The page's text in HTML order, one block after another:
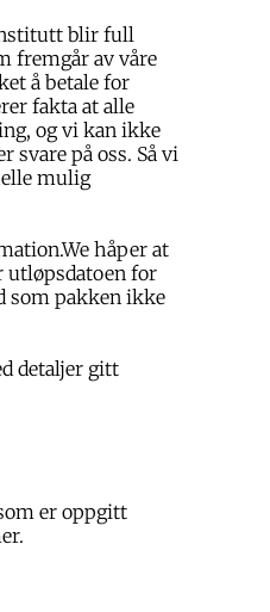
blir full
fremgår av våre
å betale for
fakta at alle
og vi kan ikke
på oss. Så vi
mulig
håper at
utløpsdatoen for
som pakken ikke
detaljer gitt
er oppgitt